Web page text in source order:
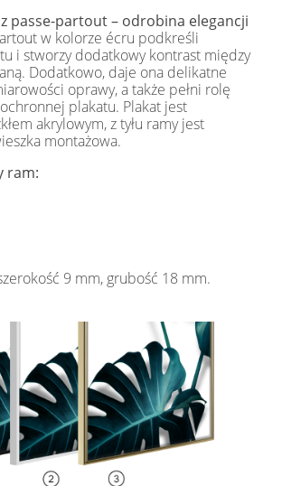
passe-partout – odrobina elegancji
w kolorze écru podkreśli
i stworzy dodatkowy kontrast między
Dodatkowo, daje ona delikatne
oprawy, a także pełni rolę
plakatu. Plakat jest
akrylowym, z tyłu ramy jest
montażowa.
ram:
9 mm, grubość 18 mm.